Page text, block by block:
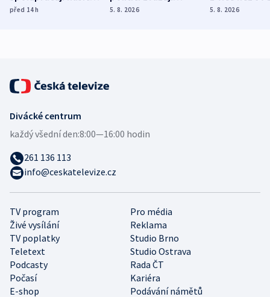
různých zemí
před 14h
dohodu o
5. 8. 2026
Bojovali na
5. 8. 2026
TV program
Pro média
Živé vysílání
Reklama
TV poplatky
Studio Brno
Teletext
Studio Ostrava
Podcasty
Rada ČT
Počasí
Kariéra
E-shop
Podávání námětů
Divácké centrum
každý všední den:8:00—16:00 hodin
261 136 113
info@ceskatelevize.cz